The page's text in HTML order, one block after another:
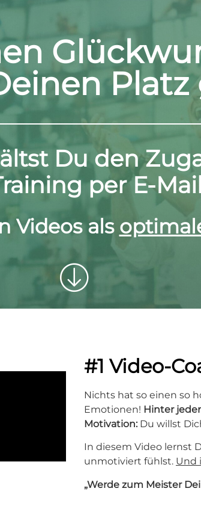
Platz
Du den
per E-
Videos als
#1 Video-
Nichts hat so einen so
Emotionen! Hinter
Motivation: Du willst
In diesem Video lernst
unmotiviert fühlst. Und
„Werde zum Meister